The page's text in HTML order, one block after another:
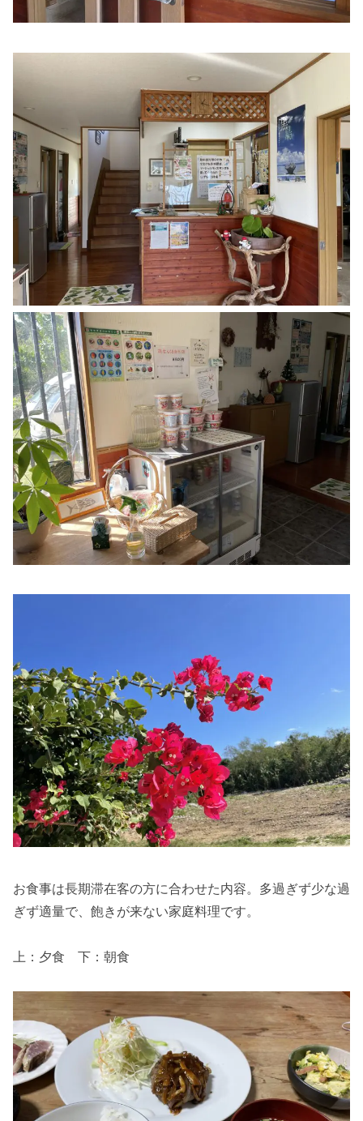
お食事は長期滞在客の方に合わせた内容。多過ぎず少な過
ぎず適量で、飽きが来ない家庭料理です。
上：夕食 下：朝食